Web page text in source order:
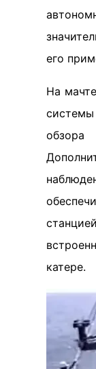
его
На
катере.